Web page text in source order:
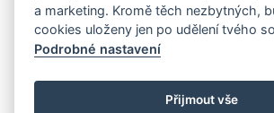
Pivní.info
Poznámka pod čarou
Pivní deníček je nezávislý zdroj, který není spjat
a marketing. Kromě těch nezbytných,
cookies uloženy jen po udělení tvého
Podrobné nastavení
Přijmout vše